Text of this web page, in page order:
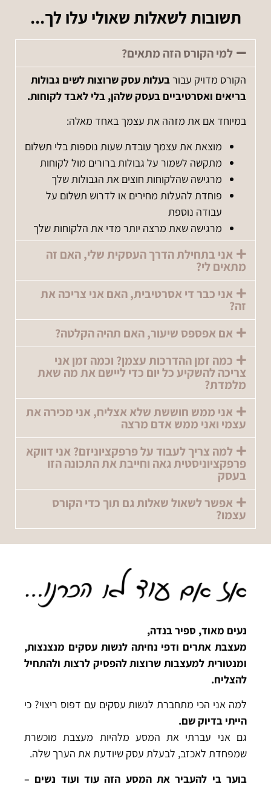
תשובות לשאלות שאולי עלו לך...
למי הקורס הזה מתאים?
הקורס מדויק עבורבעלות עסק שרוצות לשים גבולות
בריאים ואסרטיביים בעסק שלהן, בלי לאבד לקוחות.
במיוחד אם את מזהה את עצמך באחד מאלה:
מוצאת את עצמך עובדת שעות נוספות בלי תשלום
מתקשה לשמור על גבולות ברורים מול לקוחות
מרגישה שהלקוחות חוצים את הגבולות שלך
פוחדת להעלות מחירים או לדרוש תשלום על
עבודה נוספת
מרגישה שאת מרצה יותר מדי את הלקוחות שלך
אני בתחילת הדרך העסקית שלי, האם זה
מתאים לי?
אני כבר די אסרטיבית, האם אני צריכה את
זה?
אם אפספס שיעור, האם תהיה הקלטה?
כמה זמן ההדרכות עצמן? וכמה זמן אני
צריכה להשקיע כל יום כדי ליישם את מה שאת
מלמדת?
אני ממש חוששת שלא אצליח, אני מכירה את
עצמי ואני ממש אדם מרצה
למה צריך לעבוד על פרפקציוניזם? אני דווקא
פרפקציוניסטית גאה וחייבת את התכונה הזו
בעסק
אפשר לשאול שאלות גם תוך כדי הקורס
עצמו?
נעים מאוד, ספיר בנדה,
מעצבת אתרים ודפי נחיתה לנשות עסקים מנצנצות,
ומנטורית למעצבות שרוצות להפסיק לרצות ולהתחיל
להצליח.
למה אני הכי מתחברת לנשות עסקים עם דפוס ריצוי? כי
הייתי בדיוק שם.
גם אני עברתי את המסע מלהיות מעצבת מוכשרת
שמפחדת לאכזב, לבעלת עסק שיודעת את הערך שלה.
בוער בי להעביר את המסע הזה עוד ועוד נשים –